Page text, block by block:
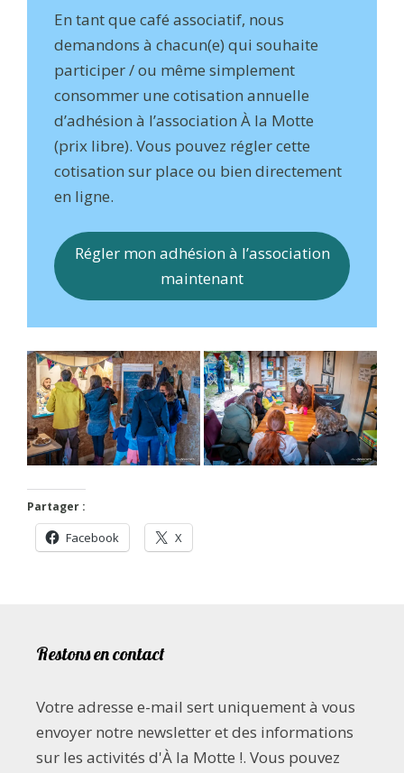
En tant que café associatif, nous
demandons à chacun(e) qui souhaite
participer / ou même simplement
consommer une cotisation annuelle
d’adhésion à l’association À la Motte
(prix libre). Vous pouvez régler cette
cotisation sur place ou bien directement
en ligne.
Régler mon adhésion à l’association
maintenant
Partager :
Facebook X
Restons en contact
Votre adresse e-mail sert uniquement à vous
envoyer notre newsletter et des informations
sur les activités d'À la Motte !. Vous pouvez